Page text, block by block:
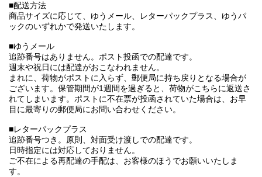
■配送方法
商品サイズに応じて、ゆうメール、レターパックプラス、ゆうパ
ックのいずれかで発送いたします。
■ゆうメール
追跡番号はありません。ポスト投函での配達です。
週末や祝日には配達がおこなわれません。
まれに、荷物がポストに入らず、郵便局に持ち戻りとなる場合が
ございます。保管期間が1週間を過ぎると、荷物がこちらに返送さ
れてしまいます。ポストに不在票が投函されていた場合は、お早
目に最寄りの郵便局にお問い合わせください。
■レターパックプラス
追跡番号つき。原則、対面受け渡しでの配達です。
日時指定には対応しておりません。
ご不在による再配達の手配は、お客様のほうでお願いいたしま
す。